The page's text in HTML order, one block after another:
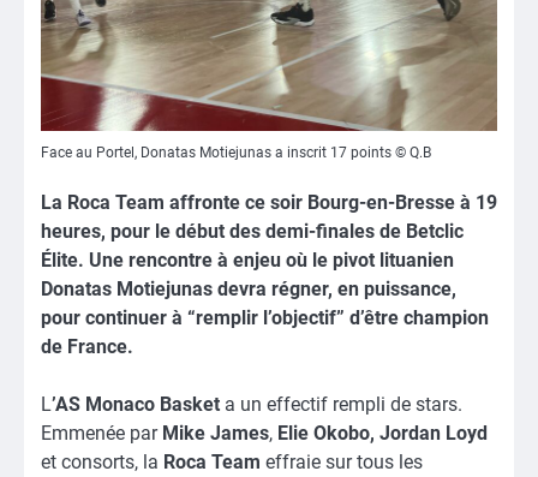
Face au Portel, Donatas Motiejunas a inscrit 17 points © Q.B
La Roca Team affronte ce soir Bourg-en-Bresse à 19
heures, pour le début des demi-finales de Betclic
Élite. Une rencontre à enjeu où le pivot lituanien
Donatas Motiejunas devra régner, en puissance,
pour continuer à “remplir l’objectif” d’être champion
de France.
L’AS Monaco Basket a un effectif rempli de stars.
Emmenée parMike James, Elie Okobo, Jordan Loyd
et consorts, la Roca Team effraie sur tous les